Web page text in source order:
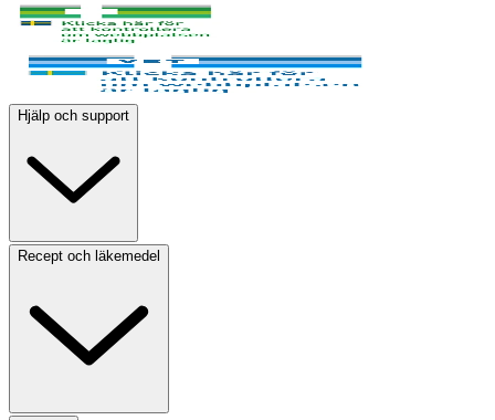
Hjälp och support
Recept och läkemedel